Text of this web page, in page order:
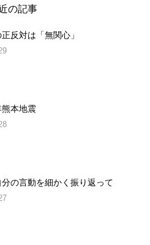
の記事
正反対は「無関心」
本地震
の言動を細かく振り返って